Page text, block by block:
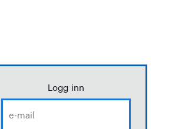
Logg inn